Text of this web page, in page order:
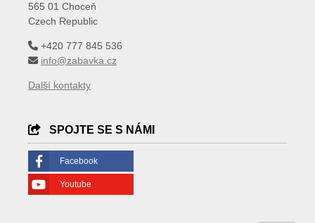
565 01 Choceň
Czech Republic
+420 777 845 536
info@zabavka.cz
Další kontakty
SPOJTE SE S NÁMI
Facebook
Youtube